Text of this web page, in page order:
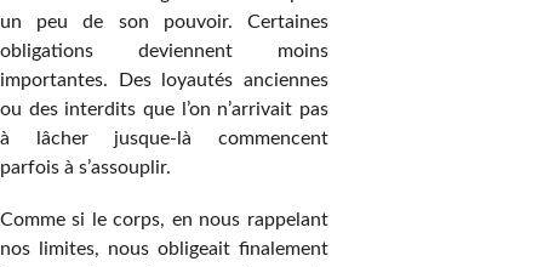
un peu de son pouvoir. Certaines
obligations deviennent moins
importantes. Des loyautés anciennes
ou des interdits que l’on n’arrivait pas
à lâcher jusque-là commencent
parfois à s’assouplir.
Comme si le corps, en nous rappelant
nos limites, nous obligeait finalement